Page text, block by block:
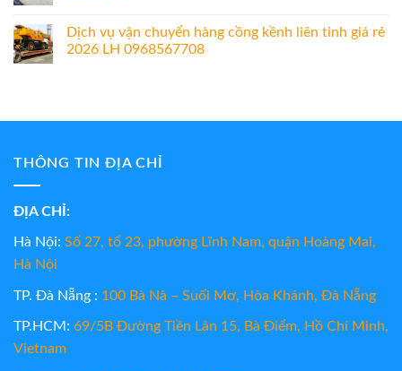
Dịch vụ vận chuyển hàng cồng kềnh liên tỉnh giá rẻ
2026 LH 0968567708
THÔNG TIN ĐỊA CHỈ
ĐỊA CHỈ:
Hà Nội: Số 27, tổ 23, phường Lĩnh Nam, quận Hoàng Mai,
Hà Nội
TP. Đà Nẵng : 100 Bà Nà – Suối Mơ, Hòa Khánh, Đà Nẵng
TP.HCM: 69/5B Đường Tiền Lân 15, Bà Điểm, Hồ Chí Minh,
Vietnam